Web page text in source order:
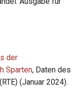
der
Sparten, Daten des
(Januar 2024).